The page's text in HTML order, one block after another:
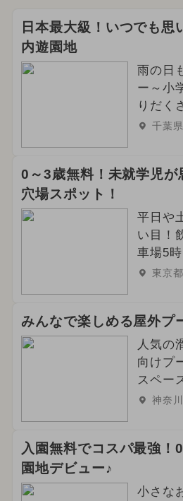
日本最大級！いつでも思
内遊園地
雨の日
ー～小
りだく
千葉
0～3歳無料！未就学児が
穴場スポット！
平日や
い目！
車場5
東京
みんなで楽しめる屋外プ
人気の
向けプ
スペー
神奈
入園無料でコスパ最強！
園地デビュー♪
小さな